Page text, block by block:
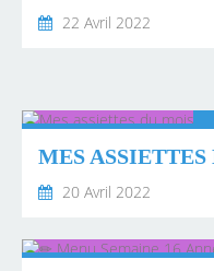
22 Avril 2022
20 Avril 2022